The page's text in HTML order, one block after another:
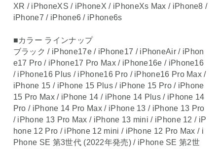
XR / iPhoneXS / iPhoneX / iPhoneXs Max / iPhone8 /
iPhone7 / iPhone6 / iPhone6s
■カラー ラインナップ
ブラック / iPhone17e / iPhone17 / iPhoneAir / iPhon
e17 Pro / iPhone17 Pro Max / iPhone16e / iPhone16
/ iPhone16 Plus / iPhone16 Pro / iPhone16 Pro Max /
iPhone 15 / iPhone 15 Plus / iPhone 15 Pro / iPhone
15 Pro Max / iPhone 14 / iPhone 14 Plus / iPhone 14
Pro / iPhone 14 Pro Max / iPhone 13 / iPhone 13 Pro
/ iPhone 13 Pro Max / iPhone 13 mini / iPhone 12 / iP
hone 12 Pro / iPhone 12 mini / iPhone 12 Pro Max / i
Phone SE 第3世代 (2022年発売) / iPhone SE 第2世